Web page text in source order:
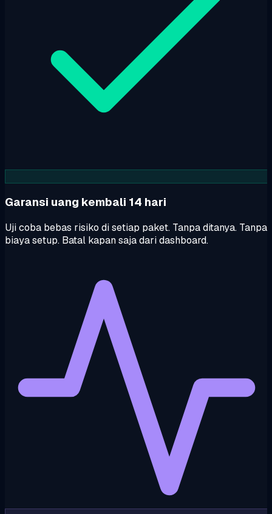
Garansi uang kembali 14 hari
Uji coba bebas risiko di setiap paket. Tanpa ditanya. Tanpa
biaya setup. Batal kapan saja dari dashboard.